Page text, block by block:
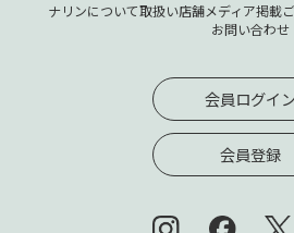
ナリンについて取扱い店舗メディア掲載
お問い合わせ
会員ログイン
会員登録